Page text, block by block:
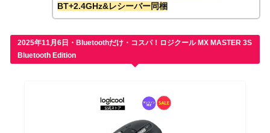
BT+2.4GHz&レシーバー同梱
2025年11月6日・Bluetoothだけ・コスパ！ロジクール MX MASTER 3S
Bluetooth Edition